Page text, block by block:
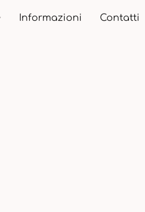
Informazioni Contatti